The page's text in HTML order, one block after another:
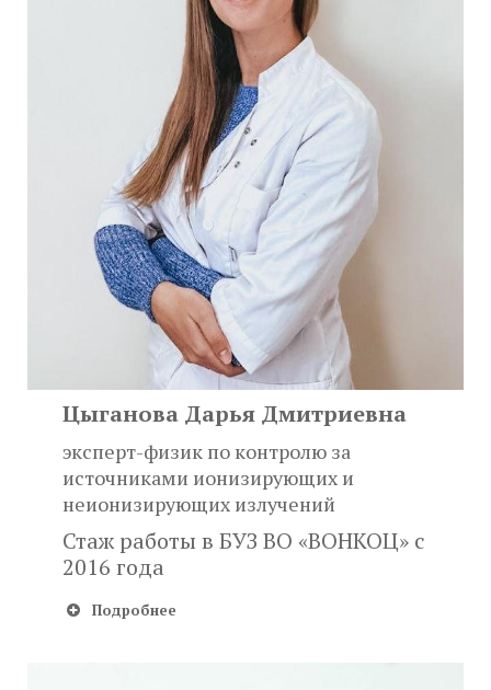
Цыганова Дарья Дмитриевна
эксперт-физик по контролю за
источниками ионизирующих и
неионизирующих излучений
Стаж работы в БУЗ ВО «ВОНКОЦ» с
2016 года
Подробнее